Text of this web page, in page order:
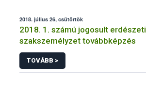
2018. július 26, csütörtök
2018. 1. számú jogosult erdészeti
szakszemélyzet továbbképzés
TOVÁBB >